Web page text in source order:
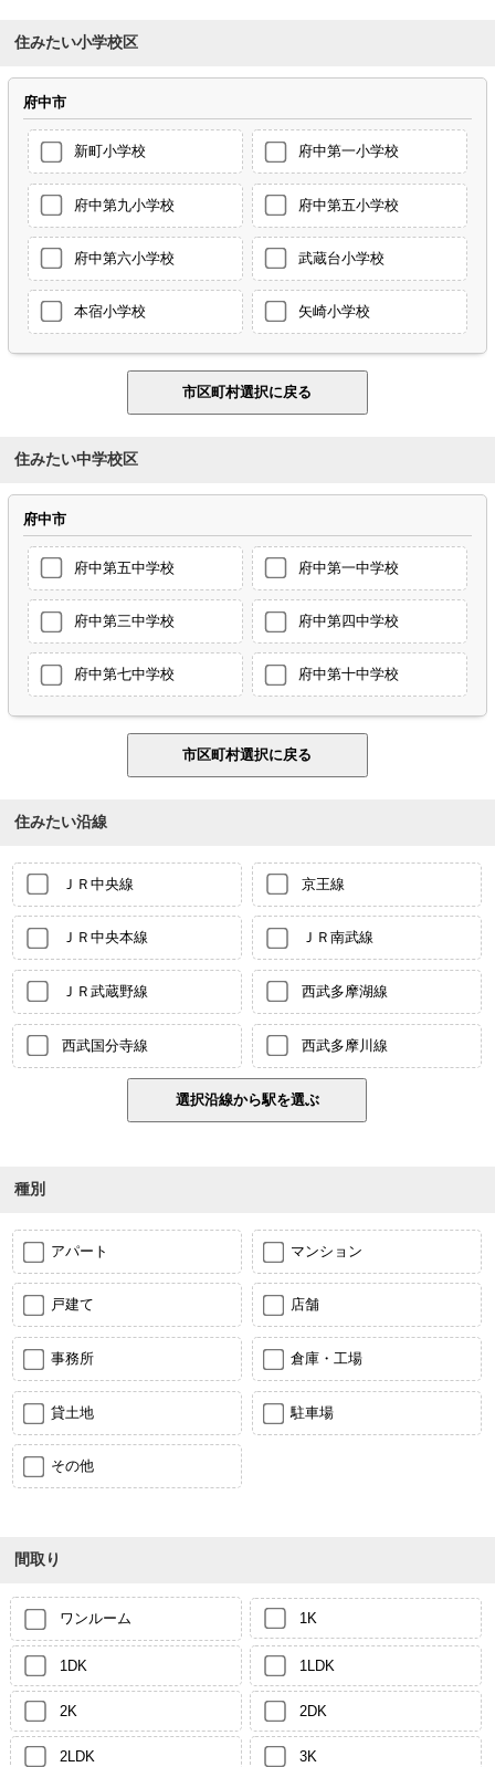
住みたい小学校区
府中市
新町小学校 府中第一小学校
府中第九小学校 府中第五小学校
府中第六小学校 武蔵台小学校
本宿小学校 矢崎小学校
住みたい中学校区
府中市
府中第五中学校 府中第一中学校
府中第三中学校 府中第四中学校
府中第七中学校 府中第十中学校
住みたい沿線
ＪＲ中央線 京王線
ＪＲ中央本線 ＪＲ南武線
ＪＲ武蔵野線 西武多摩湖線
西武国分寺線 西武多摩川線
種別
アパート マンション
戸建て 店舗
事務所 倉庫・工場
貸土地 駐車場
その他
間取り
ワンルーム 1K
1DK 1LDK
2K 2DK
2LDK 3K